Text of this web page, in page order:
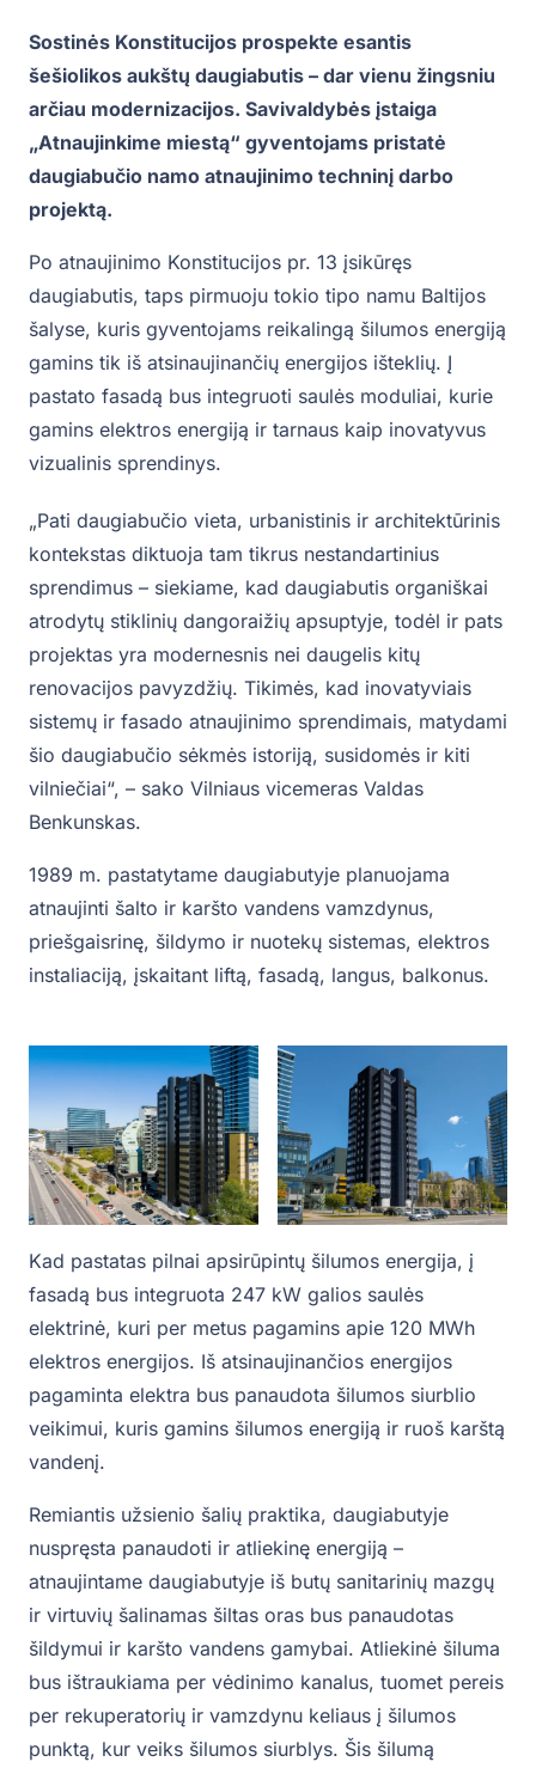
Sostinės Konstitucijos prospekte esantis
šešiolikos aukštų daugiabutis – dar vienu žingsniu
arčiau modernizacijos. Savivaldybės įstaiga
„Atnaujinkime miestą“ gyventojams pristatė
daugiabučio namo atnaujinimo techninį darbo
projektą.
Po atnaujinimo Konstitucijos pr. 13 įsikūręs
daugiabutis, taps pirmuoju tokio tipo namu Baltijos
šalyse, kuris gyventojams reikalingą šilumos energiją
gamins tik iš atsinaujinančių energijos išteklių. Į
pastato fasadą bus integruoti saulės moduliai, kurie
gamins elektros energiją ir tarnaus kaip inovatyvus
vizualinis sprendinys.
„Pati daugiabučio vieta, urbanistinis ir architektūrinis
kontekstas diktuoja tam tikrus nestandartinius
sprendimus – siekiame, kad daugiabutis organiškai
atrodytų stiklinių dangoraižių apsuptyje, todėl ir pats
projektas yra modernesnis nei daugelis kitų
renovacijos pavyzdžių. Tikimės, kad inovatyviais
sistemų ir fasado atnaujinimo sprendimais, matydami
šio daugiabučio sėkmės istoriją, susidomės ir kiti
vilniečiai“, – sako Vilniaus vicemeras Valdas
Benkunskas.
1989 m. pastatytame daugiabutyje planuojama
atnaujinti šalto ir karšto vandens vamzdynus,
priešgaisrinę, šildymo ir nuotekų sistemas, elektros
instaliaciją, įskaitant liftą, fasadą, langus, balkonus.
Kad pastatas pilnai apsirūpintų šilumos energija, į
fasadą bus integruota 247 kW galios saulės
elektrinė, kuri per metus pagamins apie 120 MWh
elektros energijos. Iš atsinaujinančios energijos
pagaminta elektra bus panaudota šilumos siurblio
veikimui, kuris gamins šilumos energiją ir ruoš karštą
vandenį.
Remiantis užsienio šalių praktika, daugiabutyje
nuspręsta panaudoti ir atliekinę energiją –
atnaujintame daugiabutyje iš butų sanitarinių mazgų
ir virtuvių šalinamas šiltas oras bus panaudotas
šildymui ir karšto vandens gamybai. Atliekinė šiluma
bus ištraukiama per vėdinimo kanalus, tuomet pereis
per rekuperatorių ir vamzdynu keliaus į šilumos
punktą, kur veiks šilumos siurblys. Šis šilumą